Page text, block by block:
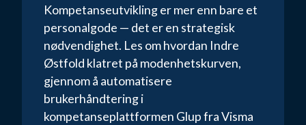
Kompetanseutvikling er mer enn bare et
personalgode — det er en strategisk
nødvendighet. Les om hvordan Indre
Østfold klatret på modenhetskurven,
gjennom å automatisere
brukerhåndtering i
kompetanseplattformen Glup fra Visma